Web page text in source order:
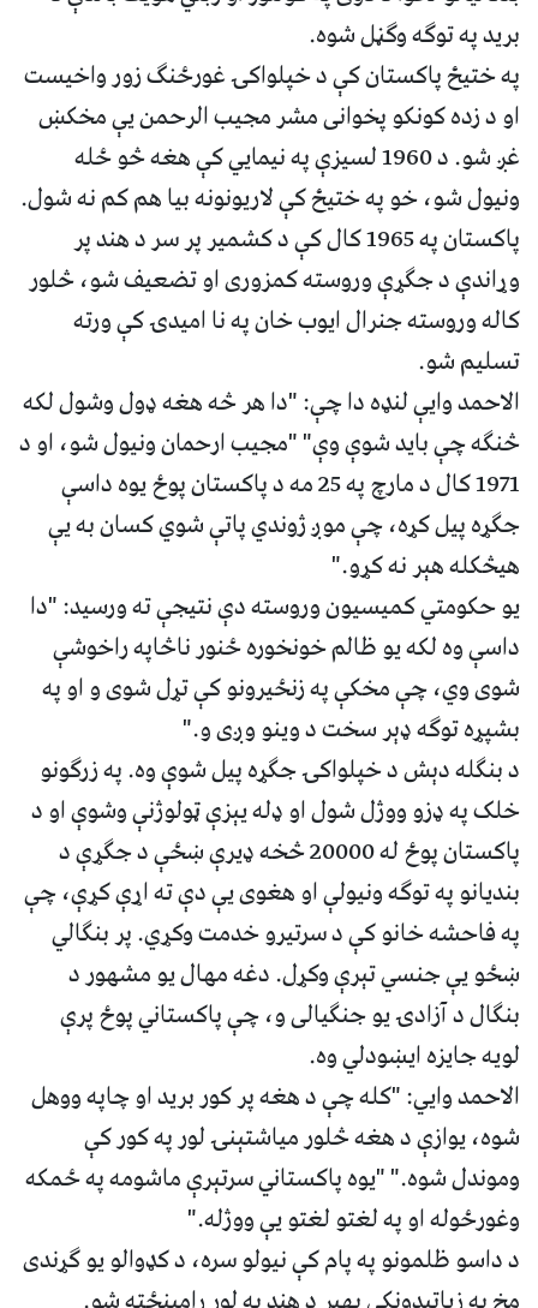
برید په توګه وګڼل شوه.
په ختیځ پاکستان کې د خپلواکۍ غورځنګ زور واخیست
او د زده کونکو پخوانی مشر مجیب الرحمن یې مخکښ
غږ شو. د 1960 لسیزې په نیمایي کې هغه څو ځله
ونیول شو، خو په ختیځ کې لاریونونه بیا هم کم نه شول.
پاکستان په 1965 کال کې د کشمیر پر سر د هند پر
وړاندې د جګړې وروسته کمزوری او تضعیف شو، څلور
کاله وروسته جنرال ایوب خان په نا امیدۍ کې ورته
تسلیم شو.
الاحمد وایې لنډه دا چې: "دا هر څه هغه ډول وشول لکه
څنګه چې باید شوې وې" "مجیب ارحمان ونیول شو، او د
1971 کال د مارچ په 25 مه د پاکستان پوځ یوه داسې
جګړه پیل کړه، چې موږ ژوندي پاتې شوي کسان به یې
هیڅکله هېر نه کړو."
یو حکومتي کمیسیون وروسته دې نتیجې ته ورسید: "دا
داسې وه لکه یو ظالم خونخوره ځنور ناڅاپه راخوشې
شوی وي، چې مخکې په زنځیرونو کې تړل شوی و او په
بشپړه توګه ډېر سخت د وینو وږی و."
د بنګله دېش د خپلواکۍ جګړه پیل شوې وه. په زرګونو
خلک په ډزو ووژل شول او ډله یېزې ټولوژنې وشوې او د
پاکستان پوځ له 20000 څخه ډیرې ښځې د جګړې د
بندیانو په توګه ونیولې او هغوی یې دې ته اړې کړې، چې
په فاحشه خانو کې د سرتیرو خدمت وکړي. پر بنګالي
ښځو یې جنسي تېرې وکړل. دغه مهال یو مشهور د
بنګال د آزادۍ یو جنګیالی و، چې پاکستاني پوځ پرې
لویه جایزه ایښودلي وه.
الاحمد وايي: "کله چې د هغه پر کور برید او چاپه ووهل
شوه، یوازې د هغه څلور میاشتېنۍ لور په کور کې
وموندل شوه." "یوه پاکستاني سرتېرې ماشومه په ځمکه
وغورځوله او په لغتو لغتو یې ووژله."
د داسو ظلمونو په پام کې نیولو سره، د کډوالو یو ګړندی